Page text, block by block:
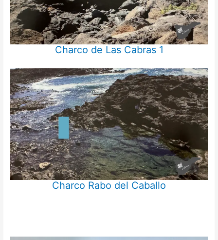
Charco de Las Cabras 1
Charco Rabo del Caballo